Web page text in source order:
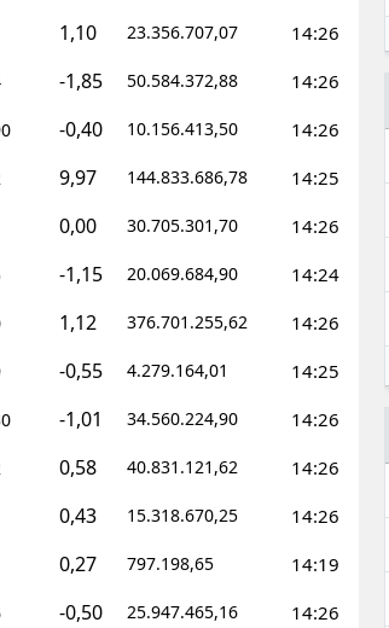
1,10 23.356.707,07 14:26
-1,85 50.584.372,88 14:26
-0,40 10.156.413,50 14:26
9,97 144.833.686,78 14:25
0,00 30.705.301,70 14:26
-1,15 20.069.684,90 14:24
1,12 376.701.255,62 14:26
-0,55 4.279.164,01 14:25
-1,01 34.560.224,90 14:26
0,58 40.831.121,62 14:26
0,43 15.318.670,25 14:26
0,27 797.198,65 14:19
-0,50 25.947.465,16 14:26